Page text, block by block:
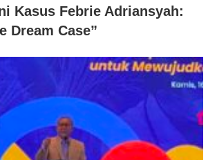
Kasus Febrie Adriansyah:
Dream Case”